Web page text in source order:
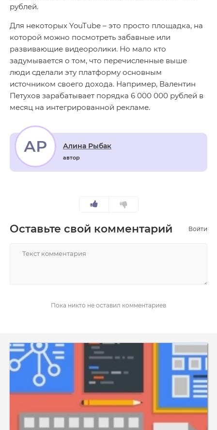
рублей.
Для некоторых YouTube – это просто площадка, на
которой можно посмотреть забавные или
развивающие видеоролики. Но мало кто
задумывается о том, что перечисленные выше
люди сделали эту платформу основным
источником своего дохода. Например, Валентин
Петухов зарабатывает порядка 6 000 000 рублей в
месяц на интегрированной рекламе.
АР Алина Рыбак
автор
Оставьте свой комментарий Войти
Пока никто не оставил комментариев